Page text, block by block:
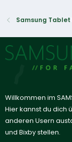
Samsung Tablet
Willkommen im
Hier kannst du dich
anderen Usern
und Bixby stellen.